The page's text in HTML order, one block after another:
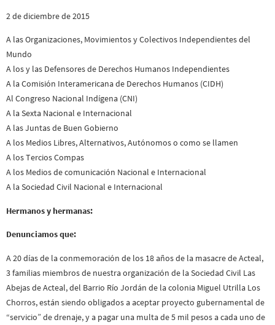
2 de diciembre de 2015
A las Organizaciones, Movimientos y Colectivos Independientes del
Mundo
A los y las Defensores de Derechos Humanos Independientes
A la Comisión Interamericana de Derechos Humanos (CIDH)
Al Congreso Nacional Indígena (CNI)
A la Sexta Nacional e Internacional
A las Juntas de Buen Gobierno
A los Medios Libres, Alternativos, Autónomos o como se llamen
A los Tercios Compas
A los Medios de comunicación Nacional e Internacional
A la Sociedad Civil Nacional e Internacional
Hermanos y hermanas:
Denunciamos que:
A 20 días de la conmemoración de los 18 años de la masacre de Acteal,
3 familias miembros de nuestra organización de la Sociedad Civil Las
Abejas de Acteal, del Barrio Río Jordán de la colonia Miguel Utrilla Los
Chorros, están siendo obligados a aceptar proyecto gubernamental de
“servicio” de drenaje, y a pagar una multa de 5 mil pesos a cada uno de